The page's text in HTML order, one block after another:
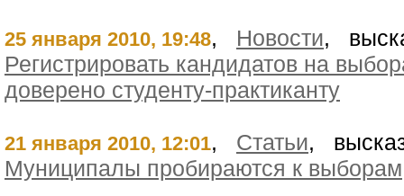
25 января 2010, 19:48, Новости,
Регистрировать кандидатов на
доверено студенту-практиканту
21 января 2010, 12:01, Статьи,
Муниципалы пробираются к выборам